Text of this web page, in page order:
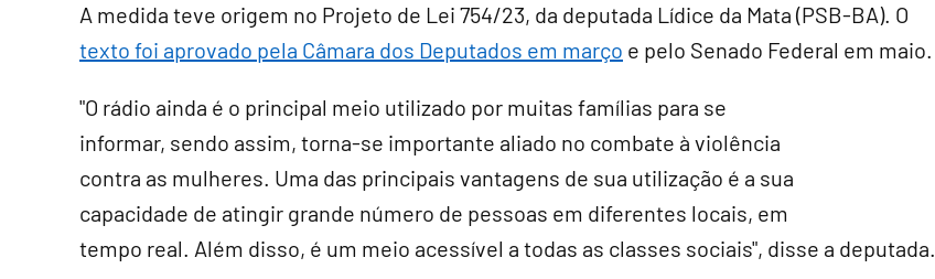
A medida teve origem no Projeto de Lei 754/23, da deputada Lídice da Mata (PSB-BA). O
texto foi aprovado pela Câmara dos Deputados em março e pelo Senado Federal em maio.
"O rádio ainda é o principal meio utilizado por muitas famílias para se
informar, sendo assim, torna-se importante aliado no combate à violência
contra as mulheres. Uma das principais vantagens de sua utilização é a sua
capacidade de atingir grande número de pessoas em diferentes locais, em
tempo real. Além disso, é um meio acessível a todas as classes sociais", disse a deputada.